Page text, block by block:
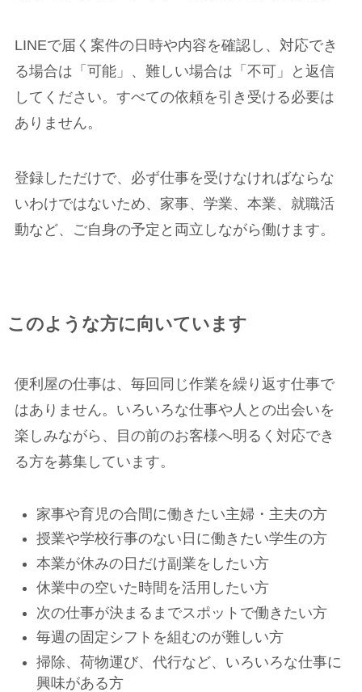
LINEで届く案件の日時や内容を確認し、対応でき
る場合は「可能」、難しい場合は「不可」と返信
してください。すべての依頼を引き受ける必要は
ありません。
登録しただけで、必ず仕事を受けなければならな
いわけではないため、家事、学業、本業、就職活
動など、ご自身の予定と両立しながら働けます。
このような方に向いています
便利屋の仕事は、毎回同じ作業を繰り返す仕事で
はありません。いろいろな仕事や人との出会いを
楽しみながら、目の前のお客様へ明るく対応でき
る方を募集しています。
家事や育児の合間に働きたい主婦・主夫の方
授業や学校行事のない日に働きたい学生の方
本業が休みの日だけ副業をしたい方
休業中の空いた時間を活用したい方
次の仕事が決まるまでスポットで働きたい方
毎週の固定シフトを組むのが難しい方
掃除、荷物運び、代行など、いろいろな仕事に
興味がある方